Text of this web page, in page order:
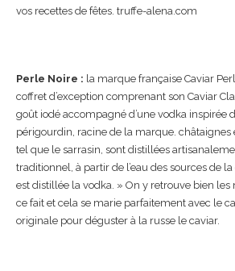
vos recettes de fêtes. truffe-alena.com
Perle Noire : la marque française Caviar
coffret d’exception comprenant son Caviar
goût iodé accompagné d’une vodka inspirée
périgourdin, racine de la marque. châtaignes
tel que le sarrasin, sont distillées
traditionnel, à partir de l’eau des sources de
est distillée la vodka. » On y retrouve bien les
ce fait et cela se marie parfaitement avec le
originale pour déguster à la russe le caviar.